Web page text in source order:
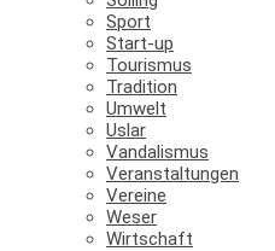
Sport
Start-up
Tourismus
Tradition
Umwelt
Uslar
Vandalismus
Veranstaltungen
Vereine
Weser
Wirtschaft